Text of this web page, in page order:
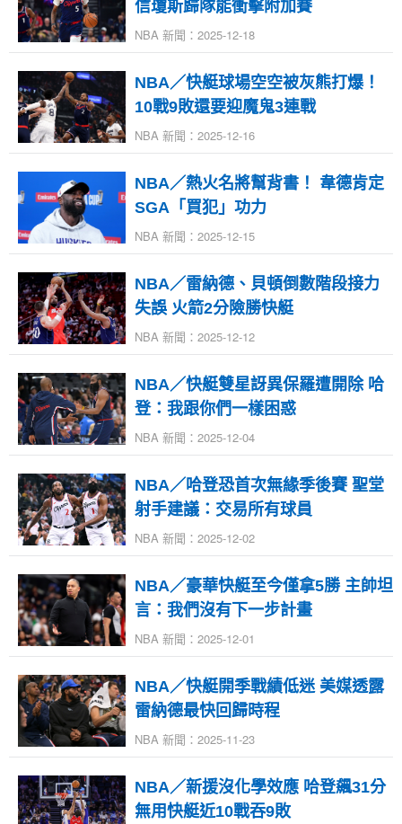
信瓊斯歸隊能衝擊附加賽
NBA 新聞：2025-12-18
NBA／快艇球場空空被灰熊打爆！
10戰9敗還要迎魔鬼3連戰
NBA 新聞：2025-12-16
NBA／熱火名將幫背書！ 韋德肯定
SGA「買犯」功力
NBA 新聞：2025-12-15
NBA／雷納德、貝頓倒數階段接力
失誤 火箭2分險勝快艇
NBA 新聞：2025-12-12
NBA／快艇雙星訝異保羅遭開除 哈
登：我跟你們一樣困惑
NBA 新聞：2025-12-04
NBA／哈登恐首次無緣季後賽 聖堂
射手建議：交易所有球員
NBA 新聞：2025-12-02
NBA／豪華快艇至今僅拿5勝 主帥坦
言：我們沒有下一步計畫
NBA 新聞：2025-12-01
NBA／快艇開季戰績低迷 美媒透露
雷納德最快回歸時程
NBA 新聞：2025-11-23
NBA／新援沒化學效應 哈登飆31分
無用快艇近10戰吞9敗